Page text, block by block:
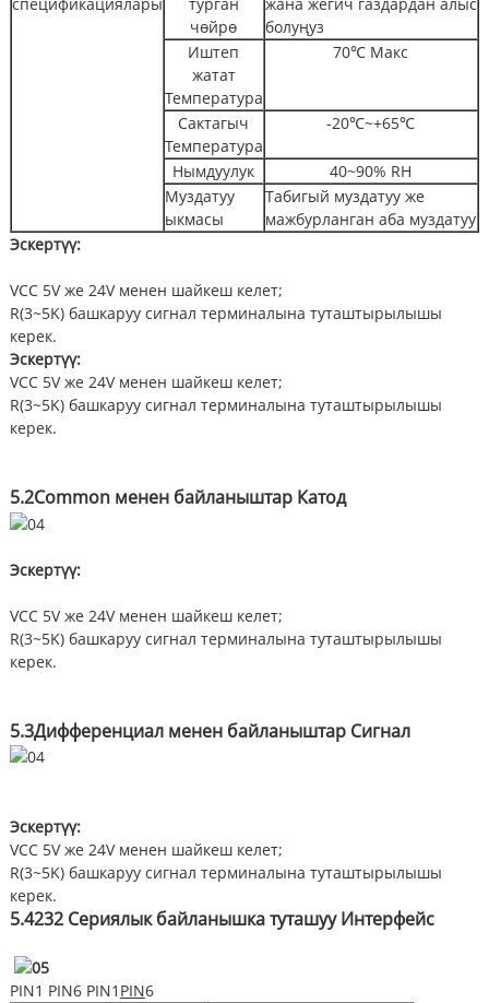
чөйрө
болуңуз
Иштеп
жатат
Температура
70℃ Макс
Сактагыч
Температура
-20℃~+65℃
Нымдуулук
40~90% RH
Муздатуу
ыкмасы
Табигый муздатуу же
мажбурланган аба муздатуу
Эскертүү:
VCC 5V же 24V менен шайкеш келет;
R(3~5K) башкаруу сигнал терминалына туташтырылышы
керек.
Эскертүү:
VCC 5V же 24V менен шайкеш келет;
R(3~5K) башкаруу сигнал терминалына туташтырылышы
керек.
5.2Common менен байланыштар Катод
Эскертүү:
VCC 5V же 24V менен шайкеш келет;
R(3~5K) башкаруу сигнал терминалына туташтырылышы
керек.
5.3Дифференциал менен байланыштар Сигнал
Эскертүү:
VCC 5V же 24V менен шайкеш келет;
R(3~5K) башкаруу сигнал терминалына туташтырылышы
керек.
5.4232 Сериялык байланышка туташуу Интерфейс
PIN1 PIN6 PIN1 PIN6